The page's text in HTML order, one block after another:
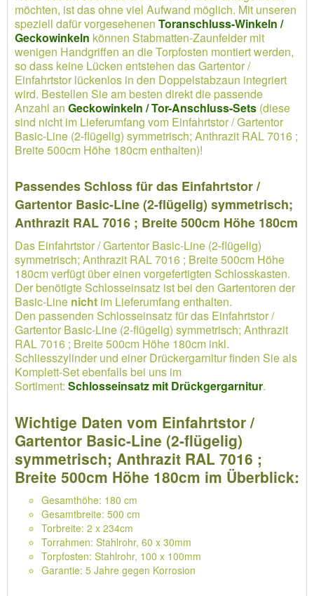
möchten, ist das ohne viel Aufwand möglich. Mit unseren
speziell dafür vorgesehenen Toranschluss-Winkeln /
Geckowinkeln können Stabmatten-Zaunfelder mit
wenigen Handgriffen an die Torpfosten montiert werden,
so dass keine Lücken entstehen das Gartentor /
Einfahrtstor lückenlos in den Doppelstabzaun integriert
wird. Bestellen Sie am besten direkt die passende
Anzahl an Geckowinkeln / Tor-Anschluss-Sets (diese
sind nicht im Lieferumfang vom Einfahrtstor / Gartentor
Basic-Line (2-flügelig) symmetrisch; Anthrazit RAL 7016 ;
Breite 500cm Höhe 180cm enthalten)!
Passendes Schloss für das Einfahrtstor /
Gartentor Basic-Line (2-flügelig) symmetrisch;
Anthrazit RAL 7016 ; Breite 500cm Höhe 180cm
Das Einfahrtstor / Gartentor Basic-Line (2-flügelig)
symmetrisch; Anthrazit RAL 7016 ; Breite 500cm Höhe
180cm verfügt über einen vorgefertigten Schlosskasten.
Der benötigte Schlosseinsatz ist bei den Gartentoren der
Basic-Line nicht im Lieferumfang enthalten.
Den passenden Schlosseinsatz für das Einfahrtstor /
Gartentor Basic-Line (2-flügelig) symmetrisch; Anthrazit
RAL 7016 ; Breite 500cm Höhe 180cm inkl.
Schliesszylinder und einer Drückergarnitur finden Sie als
Komplett-Set ebenfalls bei uns im
Sortiment: Schlosseinsatz mit Drückgergarnitur.
Wichtige Daten vom Einfahrtstor /
Gartentor Basic-Line (2-flügelig)
symmetrisch; Anthrazit RAL 7016 ;
Breite 500cm Höhe 180cm im Überblick:
Gesamthöhe: 180 cm
Gesamtbreite: 500 cm
Torbreite: 2 x 234cm
Torrahmen: Stahlrohr, 60 x 30mm
Torpfosten: Stahlrohr, 100 x 100mm
Garantie: 5 Jahre gegen Korrosion